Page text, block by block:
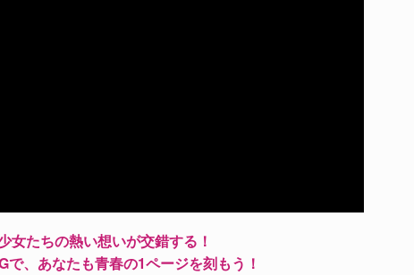
女たちの熱い想いが交錯する！
、あなたも青春の1ページを刻もう！